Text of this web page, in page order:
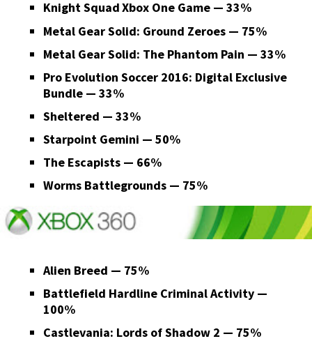
Knight SquadXbox One Game — 33%
Metal Gear Solid: Ground Zeroes — 75%
Metal Gear Solid: The Phantom Pain — 33%
Pro Evolution Soccer 2016: Digital Exclusive
Bundle — 33%
Sheltered — 33%
Starpoint Gemini — 50%
The Escapists — 66%
Worms Battlegrounds — 75%
Alien Breed — 75%
Battlefield Hardline Criminal Activity —
100%
Castlevania: Lords of Shadow 2 — 75%